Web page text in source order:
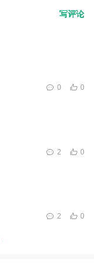
写评论
0
0
0
2
0
2